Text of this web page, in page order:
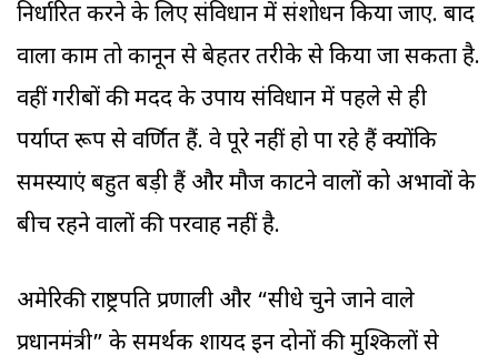
निर्धारित करने के लिए संविधान में संशोधन किया जाए. बाद
वाला काम तो कानून से बेहतर तरीके से किया जा सकता है.
वहीं गरीबों की मदद के उपाय संविधान में पहले से ही
पर्याप्त रूप से वर्णित हैं. वे पूरे नहीं हो पा रहे हैं क्योंकि
समस्याएं बहुत बड़ी हैं और मौज काटने वालों को अभावों के
बीच रहने वालों की परवाह नहीं है.
अमेरिकी राष्ट्रपति प्रणाली और “सीधे चुने जाने वाले
प्रधानमंत्री” के समर्थक शायद इन दोनों की मुश्किलों से